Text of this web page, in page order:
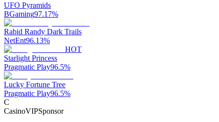
UFO Pyramids
BGaming97.17%
Rabid Randy Dark Trails
NetEnt96.13%
HOT
Starlight Princess
Pragmatic Play96.5%
Lucky Fortune Tree
Pragmatic Play96.5%
C
CasinoVIPSponsor